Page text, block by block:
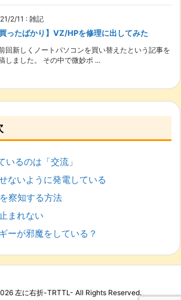
2/11 : 雑記
買ったばかり】VZ/HPを修理に出してみた
回新しくノートパソコンを買い替えたという記事を
しました。 その中で微妙ポ ...
るのは「交流」
ないように発電している
察知する方法
まれない
ーが邪魔をしている？
左に右折-TRTTL- All Rights Reserved.